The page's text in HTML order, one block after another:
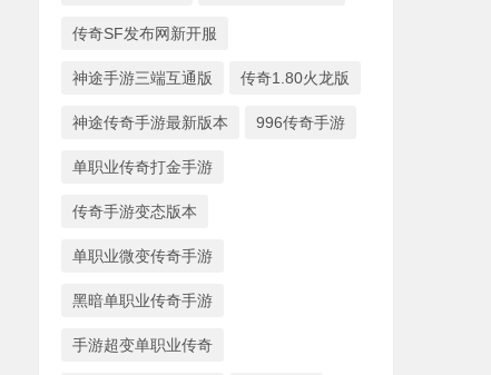
传奇SF发布网新开服
神途手游三端互通版 传奇1.80火龙版
神途传奇手游最新版本 996传奇手游
单职业传奇打金手游
传奇手游变态版本
单职业微变传奇手游
黑暗单职业传奇手游
手游超变单职业传奇